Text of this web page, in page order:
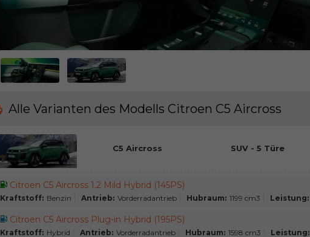
Alle Varianten des Modells Citroen C5 Aircross
C5 Aircross SUV - 5 Türe
Citroen C5 Aircross 1.2 Mild Hybrid (145PS)
Kraftstoff: Benzin Antrieb: Vorderradantrieb Hubraum: 1199 cm3 Leistung:
Citroen C5 Aircross Plug-in Hybrid (195PS)
Kraftstoff: Hybrid Antrieb: Vorderradantrieb Hubraum: 1598 cm3 Leistung: